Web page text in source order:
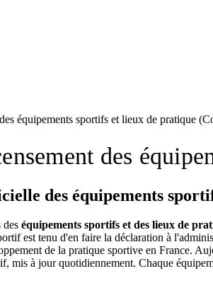
équipements sportifs et lieux de pratique
des
des équipements
des équipements sportifs et des lieux de
est tenu d'en faire la déclaration à
de la pratique sportive en France.
mis à jour quotidiennement. Chaque